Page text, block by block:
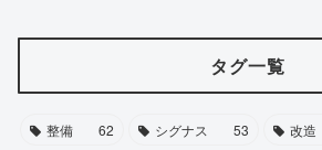
タグ一覧
整備 62 シグナス 53 改造